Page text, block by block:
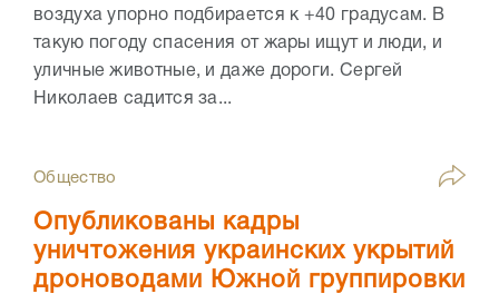
воздуха упорно подбирается к +40 градусам. В
такую погоду спасения от жары ищут и люди, и
уличные животные, и даже дороги. Сергей
Николаев садится за...
Общество
Опубликованы кадры
уничтожения украинских укрытий
дроноводами Южной группировки